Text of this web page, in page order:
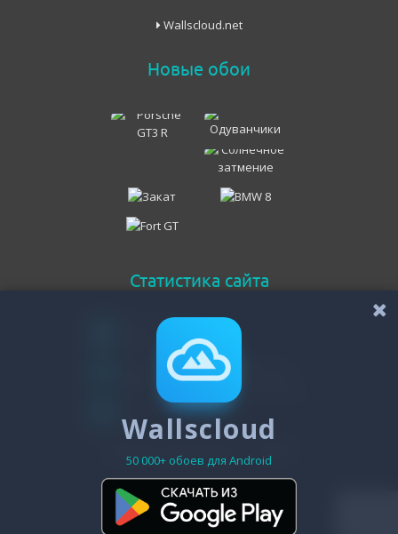
Wallscloud.net
Новые обои
Статистика сайта
Онлайн всего
Гостей
Пользователей
1
Зарегистрировано - 19482
© 2011-2026 7themes.su
Wallscloud
50 000+ обоев для Android